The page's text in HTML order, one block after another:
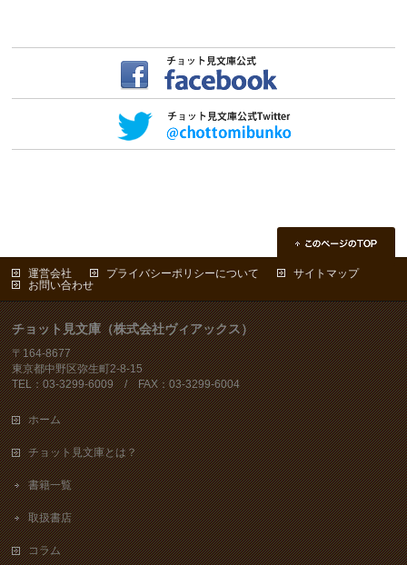
運営会社 プライバシーポリシーについて
サイトマップ
お問い合わせ
チョット見文庫（株式会社ヴィアックス）
〒164-8677
東京都中野区弥生町2-8-15
TEL：03-3299-6009 / FAX：03-3299-6004
ホーム
チョット見文庫とは？
書籍一覧
取扱書店
コラム